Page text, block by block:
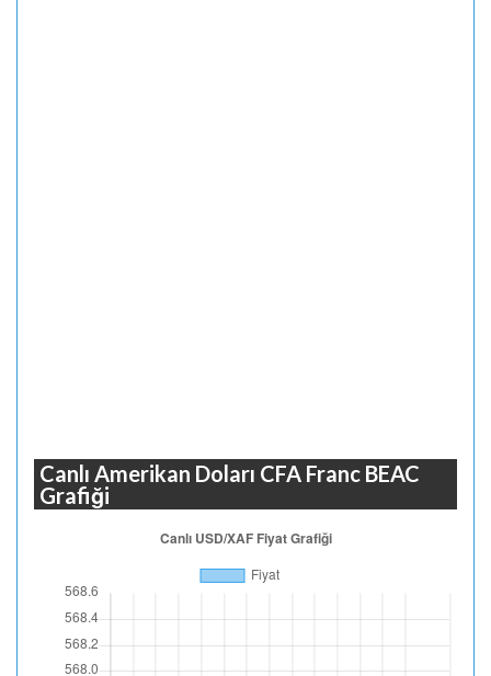
Canlı Amerikan Doları CFA Franc BEAC
Grafiği